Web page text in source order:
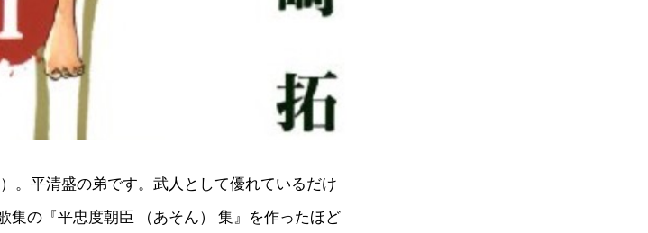
。平清盛の弟です。武人として優れているだけ
集の『平忠度朝臣 （あそん） 集』を作ったほど